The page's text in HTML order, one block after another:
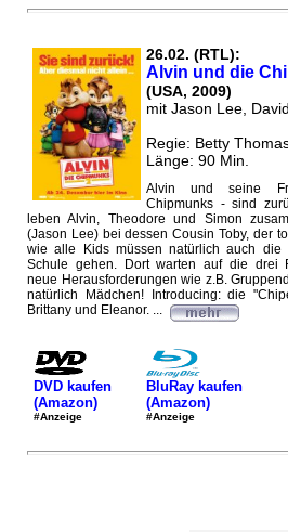
26.02. (RTL):
Alvin und die
(USA, 2009)
mit Jason Lee,
Regie: Betty
Länge: 90 Min.
Alvin und seine
Chipmunks - sind
leben Alvin, Theodore und Simon
(Jason Lee) bei dessen Cousin Toby, der
wie alle Kids müssen natürlich auch die
Schule gehen. Dort warten auf die drei
neue Herausforderungen wie z.B.
natürlich Mädchen! Introducing: die
Brittany und Eleanor. ...
DVD kaufen
(Amazon)
#Anzeige
BluRay kaufen
(Amazon)
#Anzeige